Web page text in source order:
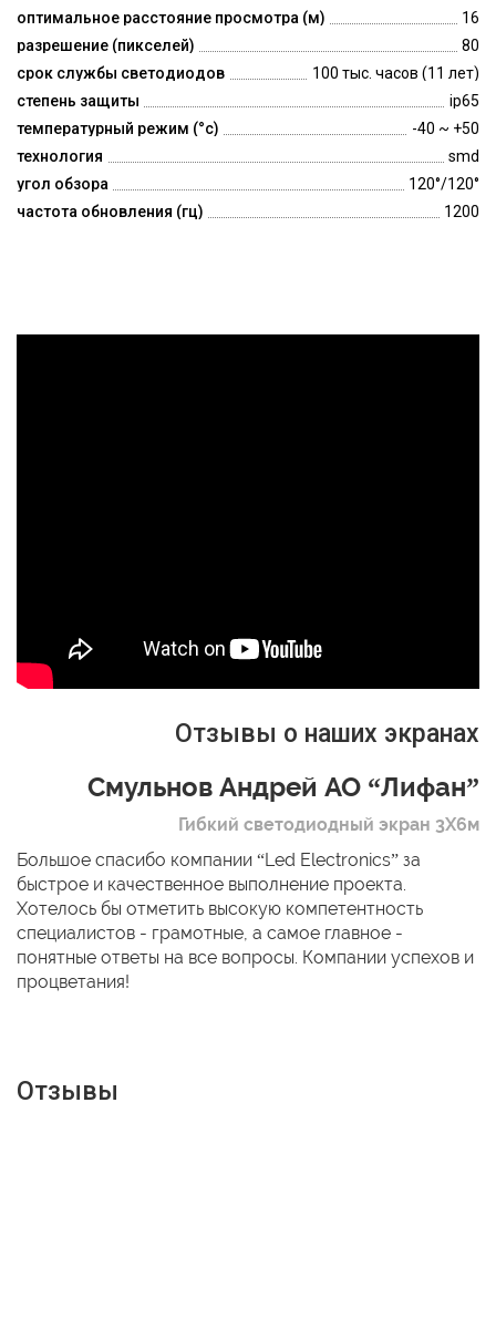
оптимальное расстояние просмотра (м)
16
разрешение (пикселей)
80
срок службы светодиодов
100 тыс. часов (11 лет)
степень защиты
ip65
температурный режим (°c)
-40 ~ +50
технология
smd
угол обзора
120°/120°
частота обновления (гц)
1200
Отзывы о наших экранах
Смульнов Андрей АО “Лифан”
Гибкий светодиодный экран 3Х6м
Большое спасибо компании “Led Electronics” за
быстрое и качественное выполнение проекта.
Хотелось бы отметить высокую компетентность
специалистов - грамотные, а самое главное -
понятные ответы на все вопросы. Компании успехов и
процветания!
Отзывы